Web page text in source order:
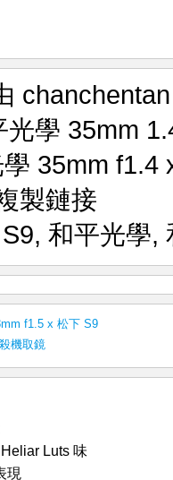
光學 35mm
35mm f1.4
製鏈接
, 和平光學,
f1.5 x 松下 S9
機取鏡
Luts 味
現